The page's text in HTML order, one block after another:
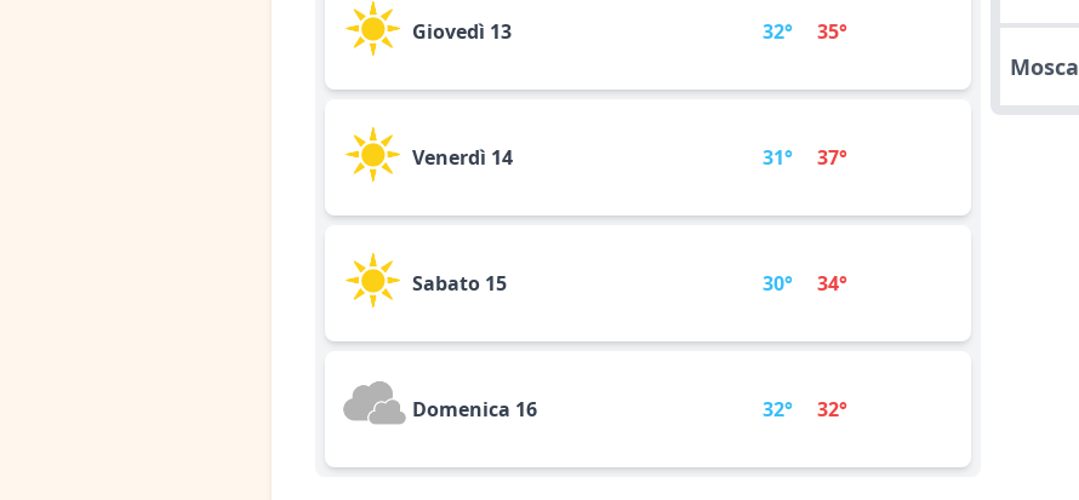
Giovedì 13 32° 35°
Venerdì 14 31° 37°
Sabato 15 30° 34°
Domenica 16 32° 32°
Mosca